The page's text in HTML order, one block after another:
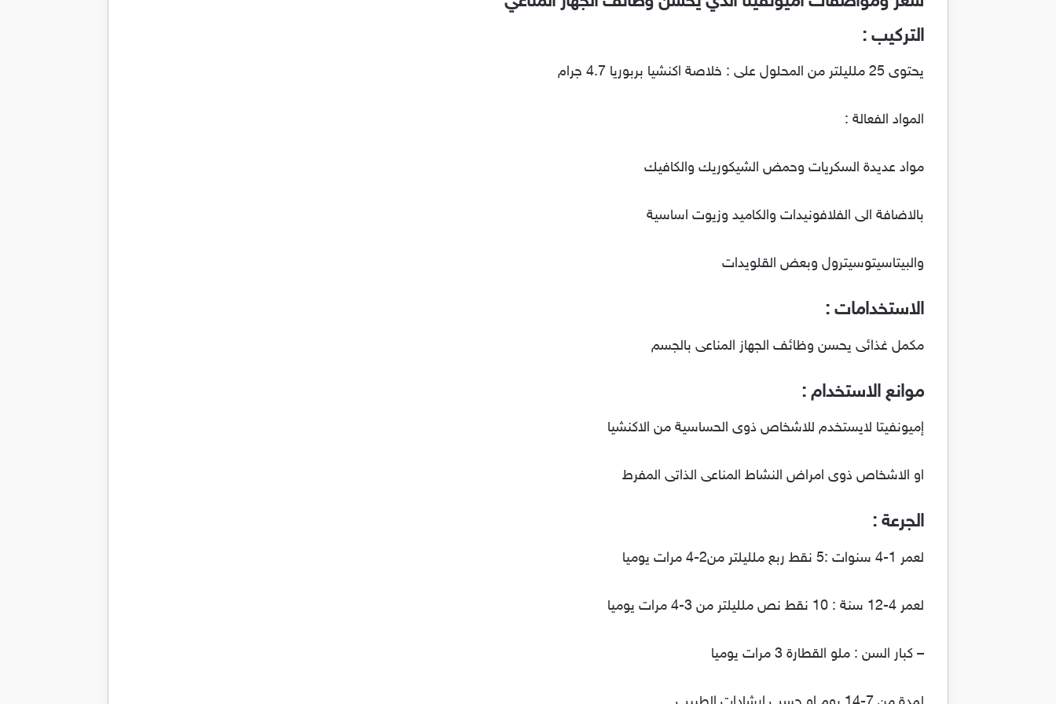
التركيب :
يحتوى 25 ملليلتر من المحلول على : خلاصة اكنشيا بربوريا 4.7 جرام
المواد الفعالة :
مواد عديدة السكريات وحمض الشيكوريك والكافيك
بالاضافة الى الفلافونيدات والكاميد وزيوت اساسية
والبيتاسيتوسيترول وبعض القلويدات
الاستخدامات :
مكمل غذائى يحسن وظائف الجهاز المناعى بالجسم
موانع الاستخدام :
إميونفيتا لايستخدم للاشخاص ذوى الحساسية من الاكنشيا
او الاشخاص ذوى امراض النشاط المناعى الذاتى المفرط
الجرعة :
لعمر 1-4 سنوات :5 نقط ربع ملليلتر من2-4 مرات يوميا
لعمر 4-12 سنة : 10 نقط نص ملليلتر من 3-4 مرات يوميا
– كبار السن : ملو القطارة 3 مرات يوميا